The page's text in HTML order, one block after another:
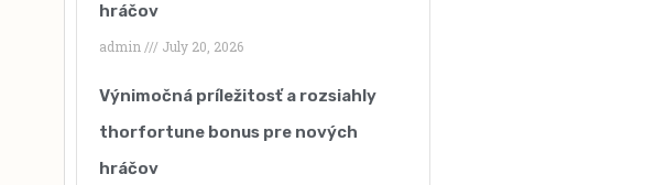
hráčov
admin July 20, 2026
Výnimočná príležitosť a rozsiahly
thorfortune bonus pre nových
hráčov